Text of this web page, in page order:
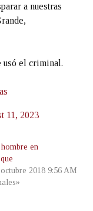
a nuestras
usó el criminal.
11, 2023
en
2018 9:56 AM